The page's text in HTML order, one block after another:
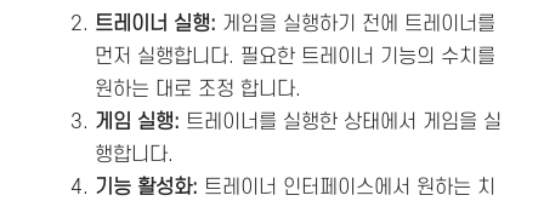
트레이너 실행: 게임을 실행하기 전에 트레이너를
먼저 실행합니다. 필요한 트레이너 기능의 수치를
원하는 대로 조정 합니다.
게임 실행: 트레이너를 실행한 상태에서 게임을 실
행합니다.
기능 활성화: 트레이너 인터페이스에서 원하는 치